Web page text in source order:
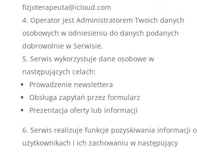
fizjoterapeuta@icloud.com
Operator jest Administratorem Twoich danych
osobowych w odniesieniu do danych podanych
dobrowolnie w Serwisie.
Serwis wykorzystuje dane osobowe w
następujących celach:
Prowadzenie newslettera
Obsługa zapytań przez formularz
Prezentacja oferty lub informacji
Serwis realizuje funkcje pozyskiwania informacji o
użytkownikach i ich zachowaniu w następujący